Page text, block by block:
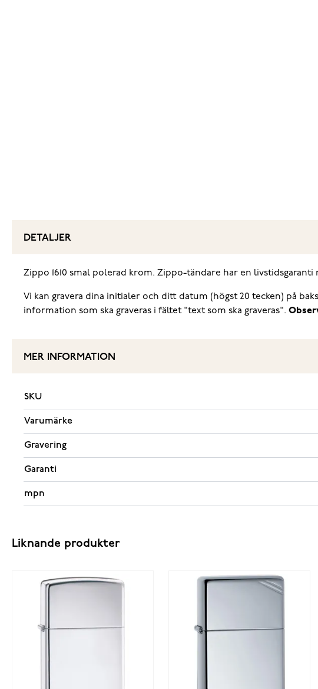
DETALJER
Zippo 1610 smal polerad krom. Zippo-tändare har en
Vi kan gravera dina initialer och ditt datum (högst 20 tecken) på
information som ska graveras i fältet "text som ska graveras".
MER INFORMATION
SKU
Varumärke
Gravering
Garanti
mpn
Liknande produkter